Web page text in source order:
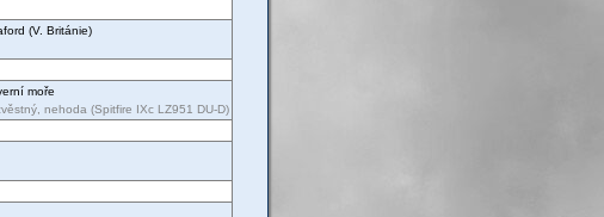
(V. Británie)
moře
nehoda (Spitfire IXc LZ951 DU-D)